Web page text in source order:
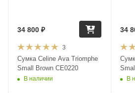
3
Сумка Celine Ava Triomphe
Small Brown CE0220
В наличии
34 800 ₽
В
34